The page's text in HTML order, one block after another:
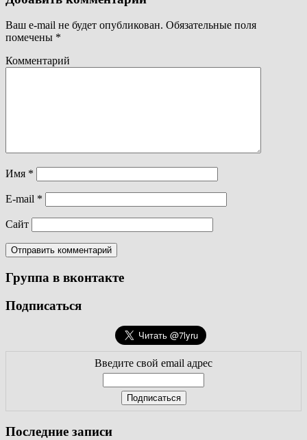
Ваш e-mail не будет опубликован. Обязательные поля
помечены *
Комментарий
Имя *
E-mail *
Сайт
Группа в вконтакте
Подписаться
Введите свой email адрес
Последние записи